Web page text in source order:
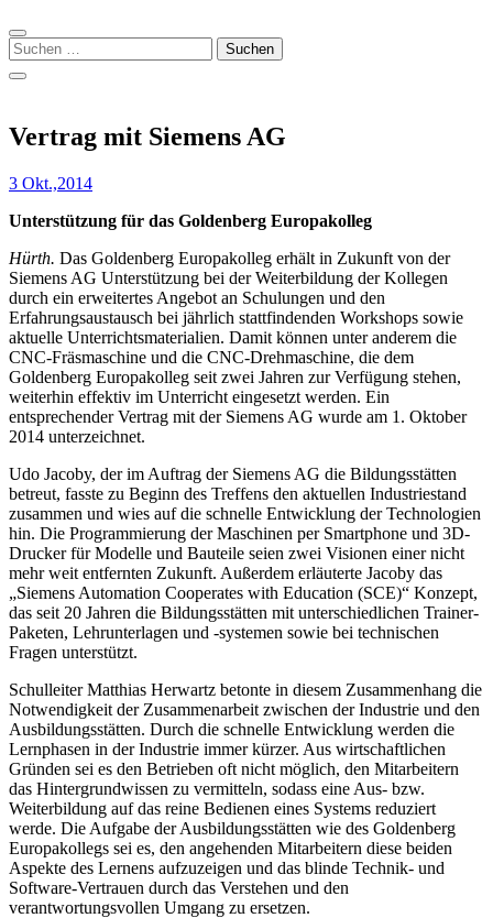
Suchen
nach:
Vertrag mit Siemens AG
3 Okt.,2014
Unterstützung für das Goldenberg Europakolleg
Hürth. Das Goldenberg Europakolleg erhält in Zukunft von der
Siemens AG Unterstützung bei der Weiterbildung der Kollegen
durch ein erweitertes Angebot an Schulungen und den
Erfahrungsaustausch bei jährlich stattfindenden Workshops sowie
aktuelle Unterrichtsmaterialien. Damit können unter anderem die
CNC-Fräsmaschine und die CNC-Drehmaschine, die dem
Goldenberg Europakolleg seit zwei Jahren zur Verfügung stehen,
weiterhin effektiv im Unterricht eingesetzt werden. Ein
entsprechender Vertrag mit der Siemens AG wurde am 1. Oktober
2014 unterzeichnet.
Udo Jacoby, der im Auftrag der Siemens AG die Bildungsstätten
betreut, fasste zu Beginn des Treffens den aktuellen Industriestand
zusammen und wies auf die schnelle Entwicklung der Technologien
hin. Die Programmierung der Maschinen per Smartphone und 3D-
Drucker für Modelle und Bauteile seien zwei Visionen einer nicht
mehr weit entfernten Zukunft. Außerdem erläuterte Jacoby das
„Siemens Automation Cooperates with Education (SCE)“ Konzept,
das seit 20 Jahren die Bildungsstätten mit unterschiedlichen Trainer-
Paketen, Lehrunterlagen und -systemen sowie bei technischen
Fragen unterstützt.
Schulleiter Matthias Herwartz betonte in diesem Zusammenhang die
Notwendigkeit der Zusammenarbeit zwischen der Industrie und den
Ausbildungsstätten. Durch die schnelle Entwicklung werden die
Lernphasen in der Industrie immer kürzer. Aus wirtschaftlichen
Gründen sei es den Betrieben oft nicht möglich, den Mitarbeitern
das Hintergrundwissen zu vermitteln, sodass eine Aus- bzw.
Weiterbildung auf das reine Bedienen eines Systems reduziert
werde. Die Aufgabe der Ausbildungsstätten wie des Goldenberg
Europakollegs sei es, den angehenden Mitarbeitern diese beiden
Aspekte des Lernens aufzuzeigen und das blinde Technik- und
Software-Vertrauen durch das Verstehen und den
verantwortungsvollen Umgang zu ersetzen.